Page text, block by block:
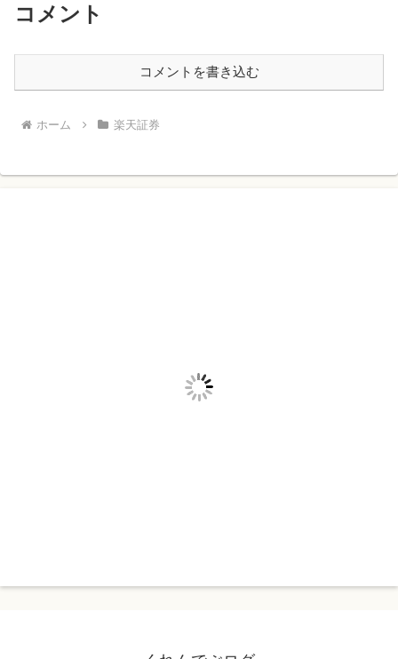
コメント
コメントを書き込む
ホーム 楽天証券